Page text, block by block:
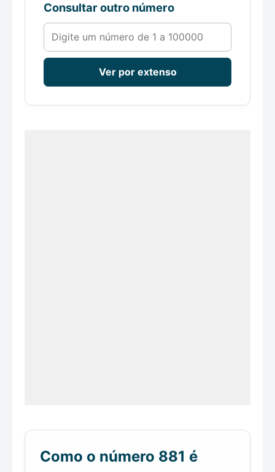
Consultar outro número
Número de 1 a 100000
Ver por extenso
Como o número 881 é